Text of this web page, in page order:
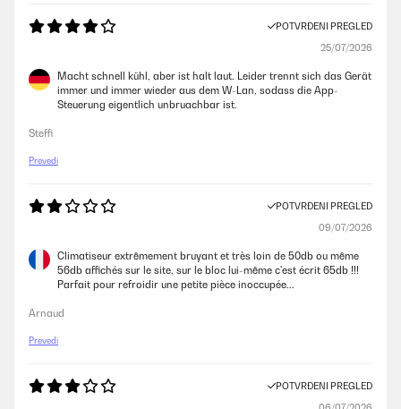
POTVRĐENI PREGLED
25/07/2026
Macht schnell kühl, aber ist halt laut. Leider trennt sich das Gerät
immer und immer wieder aus dem W-Lan, sodass die App-
Steuerung eigentlich unbruachbar ist.
Steffi
Prevedi
POTVRĐENI PREGLED
09/07/2026
Climatiseur extrêmement bruyant et très loin de 50db ou même
56db affichés sur le site, sur le bloc lui-même c'est écrit 65db !!!
Parfait pour refroidir une petite pièce inoccupée...
Arnaud
Prevedi
POTVRĐENI PREGLED